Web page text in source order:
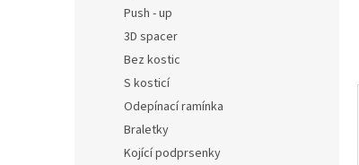
Push - up
3D spacer
Bez kostic
S kosticí
Odepínací ramínka
Braletky
Kojící podprsenky